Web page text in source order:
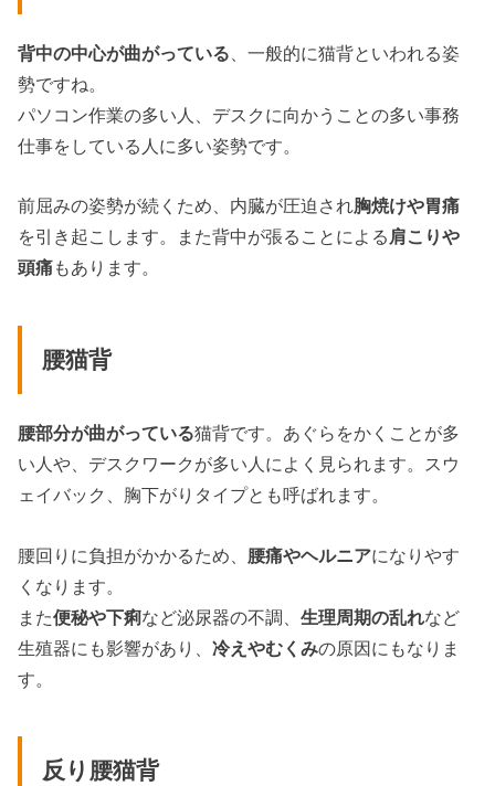
背中の中心が曲がっている 、一般的に猫背といわれる姿
勢ですね。
パソコン作業の多い人、デスクに向かうことの多い事務
仕事をしている人に多い姿勢です。
前屈みの姿勢が続くため、内臓が圧迫され胸焼けや胃痛
を引き起こします。また背中が張ることによる 肩こりや
頭痛もあります。
腰猫背
腰部分が曲がっている猫背です。あぐらをかくことが多
い人や、デスクワークが多い人によく見られます。スウ
ェイバック、胸下がりタイプとも呼ばれます。
腰回りに負担がかかるため、 腰痛やヘルニアになりやす
くなります。
また便秘や下痢など泌尿器の不調、生理周期の乱れなど
生殖器にも影響があり、冷えやむくみの原因にもなりま
す。
反り腰猫背